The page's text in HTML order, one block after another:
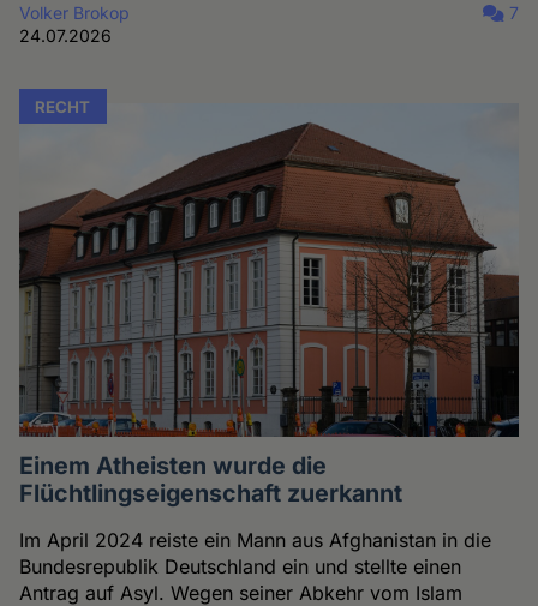
Volker Brokop
24.07.2026
7
RECHT
Einem Atheisten wurde die
Flüchtlingseigenschaft zuerkannt
Im April 2024 reiste ein Mann aus Afghanistan in die
Bundesrepublik Deutschland ein und stellte einen
Antrag auf Asyl. Wegen seiner Abkehr vom Islam